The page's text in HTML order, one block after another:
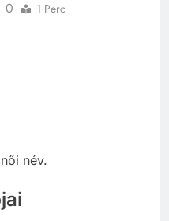
0 1 Perc
név.